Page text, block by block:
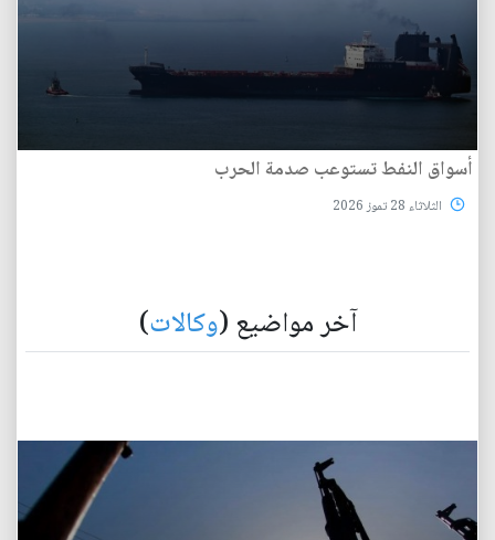
أسواق النفط تستوعب صدمة الحرب
الثلاثاء 28 تموز 2026
آخر مواضيع (وكالات)